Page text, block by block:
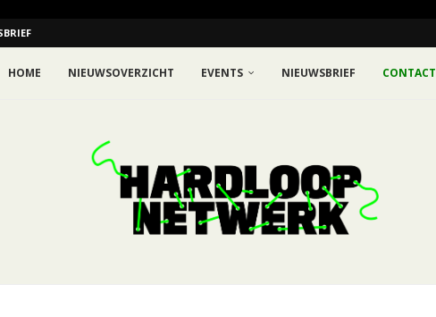
HOME NIEUWSOVERZICHT EVENTS NIEUWSBRIEF CONTACT